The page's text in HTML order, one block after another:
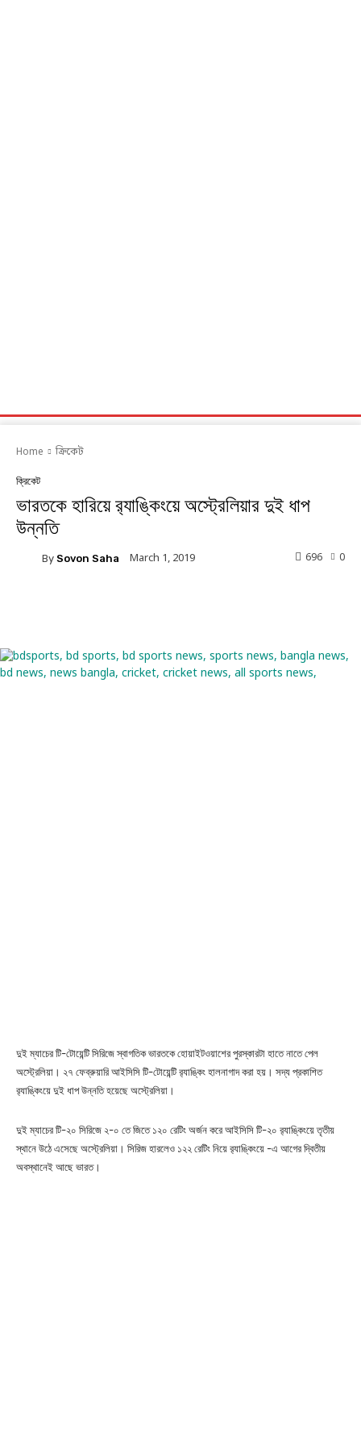
Home ক্রিকেট
ক্রিকেট
ভারতকে হারিয়ে র‌্যাঙ্কিংয়ে অস্ট্রেলিয়ার দুই ধাপ
উন্নতি
By Sovon Saha March 1, 2019 0
696
দুই ম্যাচের টি-টোয়েন্টি সিরিজে স্বাগতিক ভারতকে হোয়াইটওয়াশের পুরস্কারটা হাতে নাতে পেল
অস্ট্রেলিয়া। ২৭ ফেব্রুয়ারি আইসিসি টি-টোয়েন্টি র‌্যাঙ্কিং হালনাগাদ করা হয়। সদ্য প্রকাশিত
র‌্যাঙ্কিংয়ে দুই ধাপ উন্নতি হয়েছে অস্ট্রেলিয়া।
দুই ম্যাচের টি-২০ সিরিজে ২-০ তে জিতে ১২০ রেটিং অর্জন করে আইসিসি টি-২০ র‌্যাঙ্কিংয়ে তৃতীয়
স্থানে উঠে এসেছে অস্ট্রেলিয়া। সিরিজ হারলেও ১২২ রেটিং নিয়ে র‌্যাঙ্কিংয়ে -এ আগের দ্বিতীয়
অবস্থানেই আছে ভারত।